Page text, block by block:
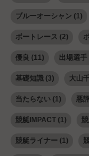
ブルーオーシャン (1)
ボートレース (2)
優良 (11) 出場選手
基礎知識(3) 大山
当たらない(1) 悪
競艇IMPACT(1)
競艇ライナー (1)